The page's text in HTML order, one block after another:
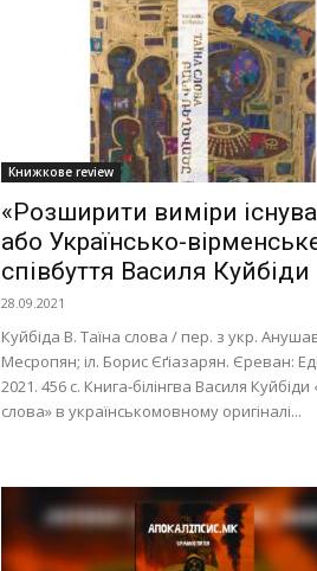
Книжкове review
«Розширити виміри
або Українсько-
співбуття Василя Куйбіди
28.09.2021
Куйбіда В. Таїна слова / пер. з укр.
Месропян; іл. Борис Єґіазарян. Єреван:
2021. 456 с. Книга-білінгва Василя Куйбіди
слова» в українськомовному оригіналі...